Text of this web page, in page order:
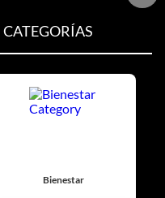
Bienestar